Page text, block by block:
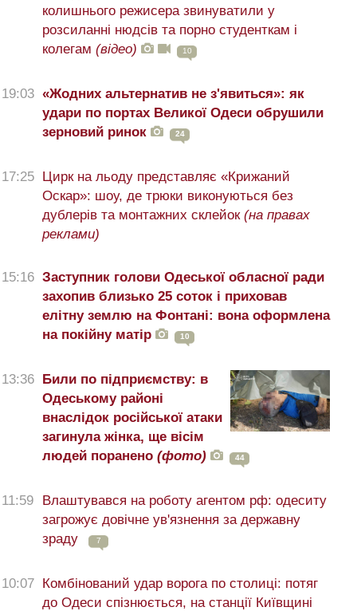
колишнього режисера звинуватили у
розсиланні нюдсів та порно студенткам і
колегам (відео) 10
19:03 «Жодних альтернатив не з'явиться»: як
удари по портах Великої Одеси обрушили
зерновий ринок
24
17:25 Цирк на льоду представляє «Крижаний
Оскар»: шоу, де трюки виконуються без
дублерів та монтажних склейок (на правах
реклами)
15:16 Заступник голови Одеської обласної ради
захопив близько 25 соток і приховав
елітну землю на Фонтані: вона оформлена
на покійну матір
10
13:36 Били по підприємству: в
Одеському районі
внаслідок російської атаки
загинула жінка, ще вісім
людей поранено (фото) 44
11:59
Влаштувався на роботу агентом рф: одеситу
загрожує довічне ув'язнення за державну
зраду
7
10:07 Комбінований удар ворога по столиці: потяг
до Одеси спізнюється, на станції Київщині